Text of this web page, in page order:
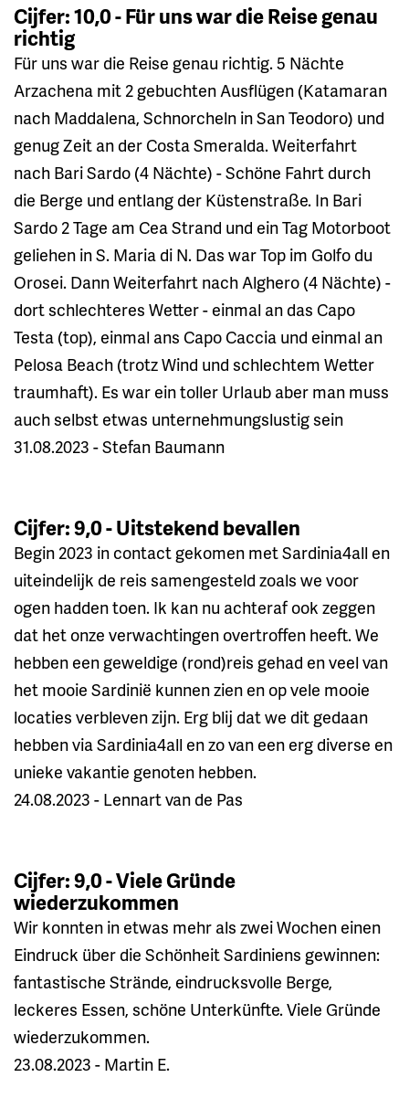
Cijfer: 10,0 - Für uns war die Reise genau
richtig
Für uns war die Reise genau richtig. 5 Nächte
Arzachena mit 2 gebuchten Ausflügen (Katamaran
nach Maddalena, Schnorcheln in San Teodoro) und
genug Zeit an der Costa Smeralda. Weiterfahrt
nach Bari Sardo (4 Nächte) - Schöne Fahrt durch
die Berge und entlang der Küstenstraße. In Bari
Sardo 2 Tage am Cea Strand und ein Tag Motorboot
geliehen in S. Maria di N. Das war Top im Golfo du
Orosei. Dann Weiterfahrt nach Alghero (4 Nächte) -
dort schlechteres Wetter - einmal an das Capo
Testa (top), einmal ans Capo Caccia und einmal an
Pelosa Beach (trotz Wind und schlechtem Wetter
traumhaft). Es war ein toller Urlaub aber man muss
auch selbst etwas unternehmungslustig sein
31.08.2023 - Stefan Baumann
Cijfer: 9,0 - Uitstekend bevallen
Begin 2023 in contact gekomen met Sardinia4all en
uiteindelijk de reis samengesteld zoals we voor
ogen hadden toen. Ik kan nu achteraf ook zeggen
dat het onze verwachtingen overtroffen heeft. We
hebben een geweldige (rond)reis gehad en veel van
het mooie Sardinië kunnen zien en op vele mooie
locaties verbleven zijn. Erg blij dat we dit gedaan
hebben via Sardinia4all en zo van een erg diverse en
unieke vakantie genoten hebben.
24.08.2023 - Lennart van de Pas
Cijfer: 9,0 - Viele Gründe
wiederzukommen
Wir konnten in etwas mehr als zwei Wochen einen
Eindruck über die Schönheit Sardiniens gewinnen:
fantastische Strände, eindrucksvolle Berge,
leckeres Essen, schöne Unterkünfte. Viele Gründe
wiederzukommen.
23.08.2023 - Martin E.